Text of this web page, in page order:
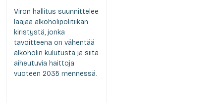
Viron hallitus suunnittelee
laajaa alkoholipolitiikan
kiristystä, jonka
tavoitteena on vähentää
alkoholin kulutusta ja siitä
aiheutuvia haittoja
vuoteen 2035 mennessä.